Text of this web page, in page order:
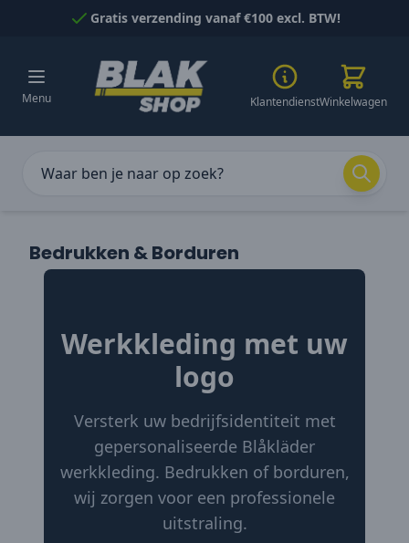
Naar inhoud gaanGratis verzending vanaf €100 excl. BTW!
Menu KlantendienstWinkelwagen
Bedrukken & Borduren
Werkkleding met uw
logo
Versterk uw bedrijfsidentiteit met
gepersonaliseerde Blåkläder
werkkleding. Bedrukken of borduren,
wij zorgen voor een professionele
uitstraling.